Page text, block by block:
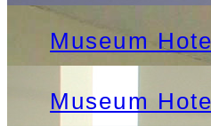
Museum
Museum